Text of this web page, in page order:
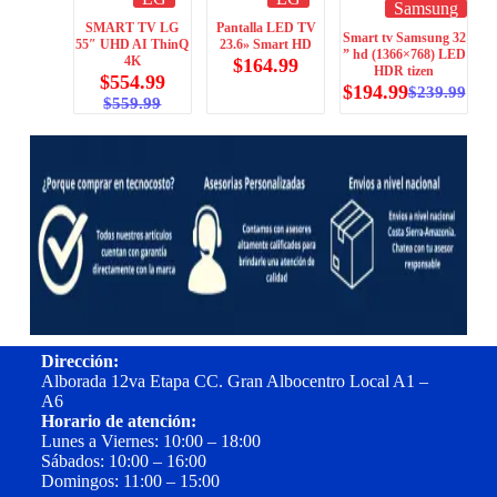
SMART TV LG
55″ UHD AI ThinQ
4K
$559.99
$554.99
Pantalla LED TV
23.6» Smart HD
$164.99
Samsung
Smart tv Samsung 32
” hd (1366×768) LED
HDR tizen
$239.99
$194.99
Dirección:
Alborada 12va Etapa CC. Gran Albocentro Local A1 –
A6
Horario de atención:
Lunes a Viernes: 10:00 – 18:00
Sábados: 10:00 – 16:00
Domingos: 11:00 – 15:00